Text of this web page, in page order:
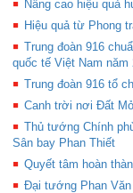
Nâng cao hiệu quả
Hiệu quả từ Phong
Trung đoàn 916
quốc tế Việt Nam năm
Trung đoàn 916 tổ
Canh trời nơi Đất Mỏ
Thủ tướng Chính
Sân bay Phan Thiết
Quyết tâm hoàn
Đại tướng Phan Văn